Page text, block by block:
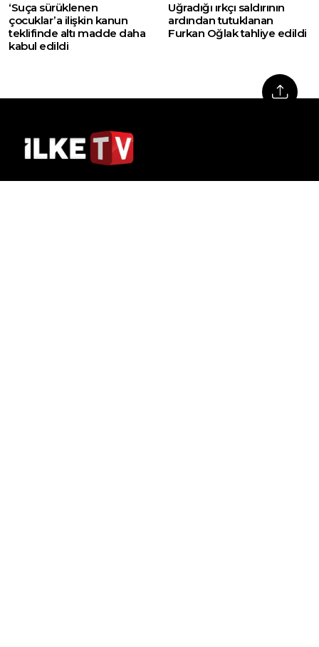
‘Suça sürüklenen
çocuklar’a ilişkin kanun
teklifinde altı madde daha
kabul edildi
Uğradığı ırkçı saldırının
ardından tutuklanan
Furkan Oğlak tahliye edildi